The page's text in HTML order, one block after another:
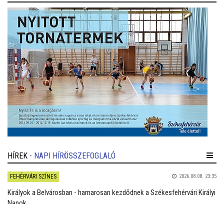
HÍREK - NAPI HÍRÖSSZEFOGLALÓ
FEHÉRVÁRI SZÍNES 2026.08.08. 23:35
Királyok a Belvárosban - hamarosan kezdődnek a Székesfehérvári Királyi